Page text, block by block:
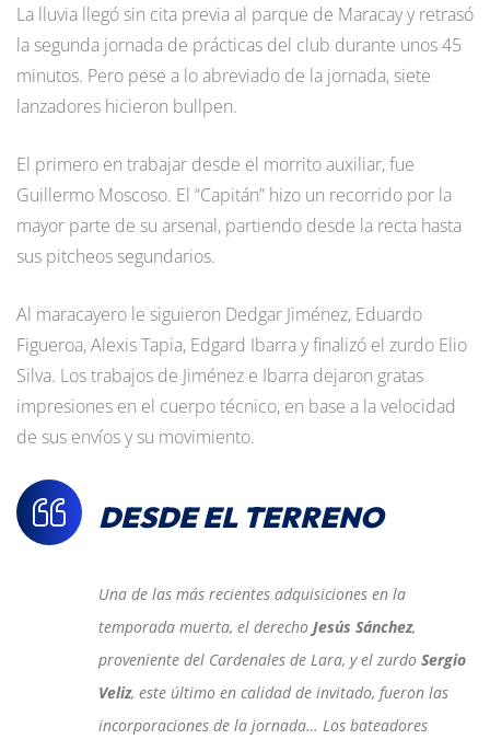
La lluvia llegó sin cita previa al parque de Maracay y retrasó
la segunda jornada de prácticas del club durante unos 45
minutos. Pero pese a lo abreviado de la jornada, siete
lanzadores hicieron bullpen.
El primero en trabajar desde el morrito auxiliar, fue
Guillermo Moscoso. El “Capitán” hizo un recorrido por la
mayor parte de su arsenal, partiendo desde la recta hasta
sus pitcheos segundarios.
Al maracayero le siguieron Dedgar Jiménez, Eduardo
Figueroa, Alexis Tapia, Edgard Ibarra y finalizó el zurdo Elio
Silva. Los trabajos de Jiménez e Ibarra dejaron gratas
impresiones en el cuerpo técnico, en base a la velocidad
de sus envíos y su movimiento.
DESDE EL TERRENO
Una de las más recientes adquisiciones en la
temporada muerta, el derecho Jesús Sánchez,
proveniente del Cardenales de Lara, y el zurdo Sergio
Veliz, este último en calidad de invitado, fueron las
incorporaciones de la jornada… Los bateadores